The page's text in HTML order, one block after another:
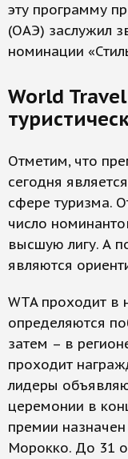
эту программу
(ОАЭ) заслужил
номинации
World
Отметим, что
сегодня
сфере туризма.
число
высшую лигу. А
являются
WTA проходит в
определяются
затем – в
проходит
лидеры
церемонии в
премии
Морокко. До 31